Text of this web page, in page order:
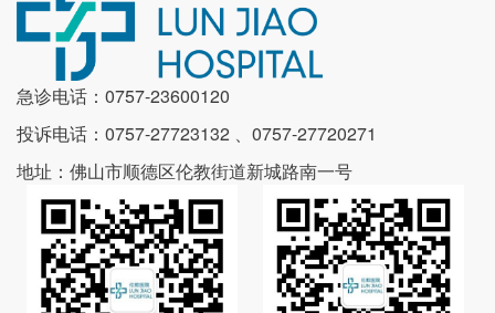
急诊电话：0757-23600120
投诉电话：0757-27723132 、0757-27720271
地址：佛山市顺德区伦教街道新城路南一号